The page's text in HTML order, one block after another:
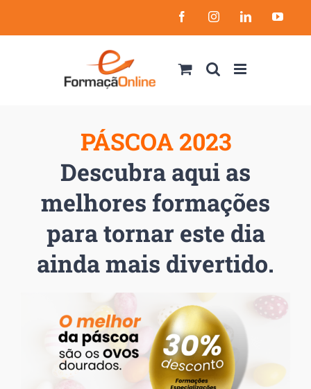
to
FacebookInstagramLinkedIn
PÁSCOA 2023
Descubra aqui as
melhores formações
para tornar este dia
ainda mais divertido.